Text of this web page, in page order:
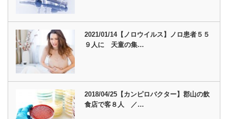
2021/01/14【ノロウイルス】ノロ患者５５
９人に 天童の集…
2018/04/25【カンピロバクター】郡山の飲
食店で客８人 ／…